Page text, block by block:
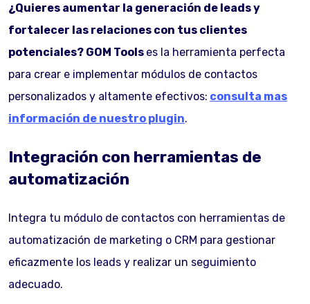
¿Quieres aumentar la generación de leads y
fortalecer las relaciones con tus clientes
potenciales? GOM Tools es la herramienta perfecta
para crear e implementar módulos de contactos
personalizados y altamente efectivos: consulta mas
información de nuestro plugin.
Integración con herramientas de
automatización
Integra tu módulo de contactos con herramientas de
automatización de marketing o CRM para gestionar
eficazmente los leads y realizar un seguimiento
adecuado.